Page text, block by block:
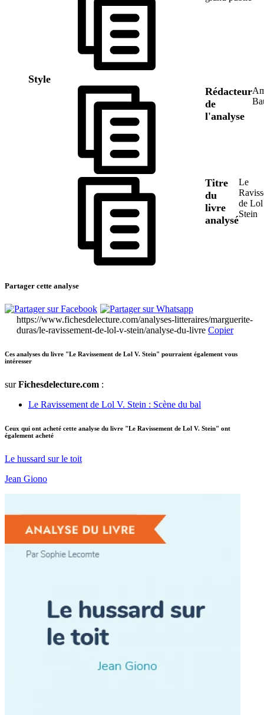
Style
Rédacteur
de
l'analyse
Titre
du
livre
analysé
Le
de
Stein
Partager cette analyse
https://www.fichesdelecture.com/analyses-litteraires/marguerite-
duras/le-ravissement-de-lol-v-stein/analyse-du-livre Copier
Ces analyses du livre "Le Ravissement de Lol V. Stein" pourraient également vous
intéresser
surFichesdelecture.com :
Le Ravissement de Lol V. Stein : Scène du bal
Ceux qui ont acheté cette analyse du livre "Le Ravissement de Lol V. Stein" ont
également acheté
Le hussard sur le toit
Jean Giono